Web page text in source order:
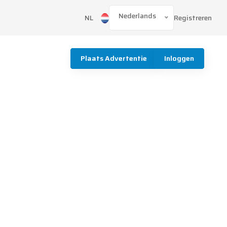
NL Nederlands Registreren
Plaats Advertentie Inloggen